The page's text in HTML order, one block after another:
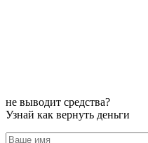
не выводит средства?
Узнай как вернуть деньги